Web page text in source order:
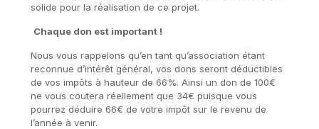
solide pour la réalisation de ce projet.
Chaque don est important !
Nous vous rappelons qu’en tant qu’association étant
reconnue d’intérêt général, vos dons seront déductibles
de vos impôts à hauteur de 66%. Ainsi un don de 100€
ne vous coutera réellement que 34€ puisque vous
pourrez déduire 66€ de votre impôt sur le revenu de
l’année à venir.